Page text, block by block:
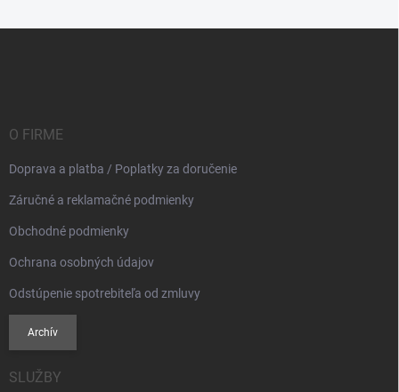
O FIRME
Doprava a platba / Poplatky za doručenie
Záručné a reklamačné podmienky
Obchodné podmienky
Ochrana osobných údajov
Odstúpenie spotrebiteľa od zmluvy
Archív
SLUŽBY